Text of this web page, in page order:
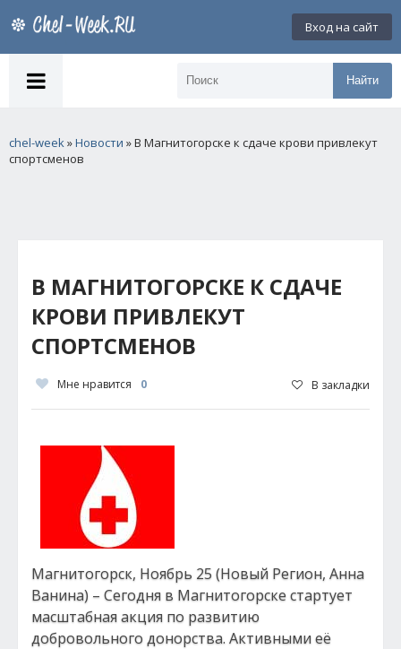
Вход на сайт
Найти
chel-week»Новости » В Магнитогорске к сдаче крови привлекут
спортсменов
В МАГНИТОГОРСКЕ К СДАЧЕ
КРОВИ ПРИВЛЕКУТ
СПОРТСМЕНОВ
Мне нравится 0 В закладки
Магнитогорск, Ноябрь 25 (Новый Регион, Анна
Ванина) – Сегодня в Магнитогорске стартует
масштабная акция по развитию
добровольного донорства. Активными её